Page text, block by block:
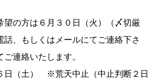
望の方は６月３０日（火）（〆切厳
、もしくはメールにてご連絡下さ
連絡いたします。
（土） ※荒天中止（中止判断２日